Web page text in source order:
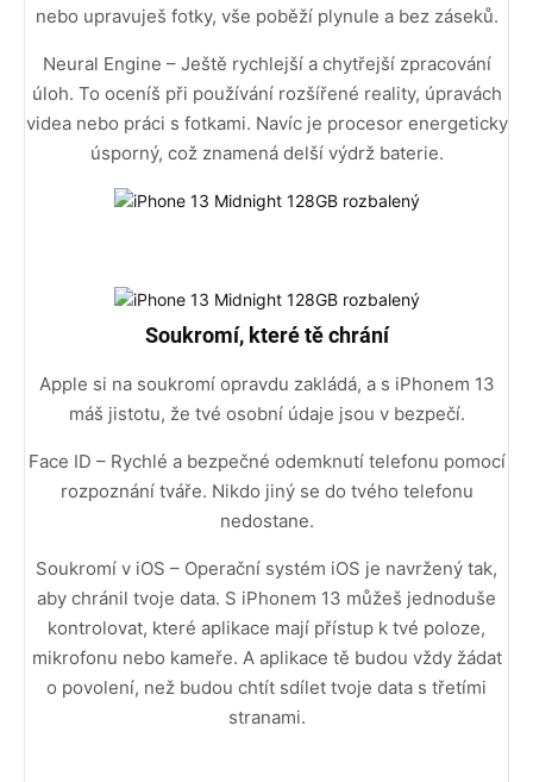
nebo upravuješ fotky, vše poběží plynule a bez záseků.
Neural Engine – Ještě rychlejší a chytřejší zpracování
úloh. To oceníš při používání rozšířené reality, úpravách
videa nebo práci s fotkami. Navíc je procesor energeticky
úsporný, což znamená delší výdrž baterie.
Soukromí, které tě chrání
Apple si na soukromí opravdu zakládá, a s iPhonem 13
máš jistotu, že tvé osobní údaje jsou v bezpečí.
Face ID – Rychlé a bezpečné odemknutí telefonu pomocí
rozpoznání tváře. Nikdo jiný se do tvého telefonu
nedostane.
Soukromí v iOS – Operační systém iOS je navržený tak,
aby chránil tvoje data. S iPhonem 13 můžeš jednoduše
kontrolovat, které aplikace mají přístup k tvé poloze,
mikrofonu nebo kameře. A aplikace tě budou vždy žádat
o povolení, než budou chtít sdílet tvoje data s třetími
stranami.